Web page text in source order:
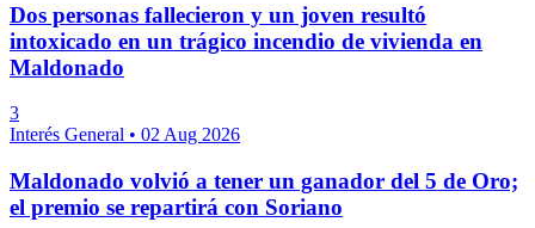
Dos personas fallecieron y un joven resultó
intoxicado en un trágico incendio de vivienda en
Maldonado
3
Interés General • 02 Aug 2026
Maldonado volvió a tener un ganador del 5 de Oro;
el premio se repartirá con Soriano